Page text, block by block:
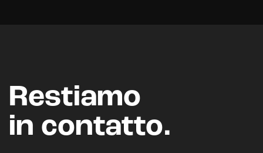
Restiamo
in contatto.